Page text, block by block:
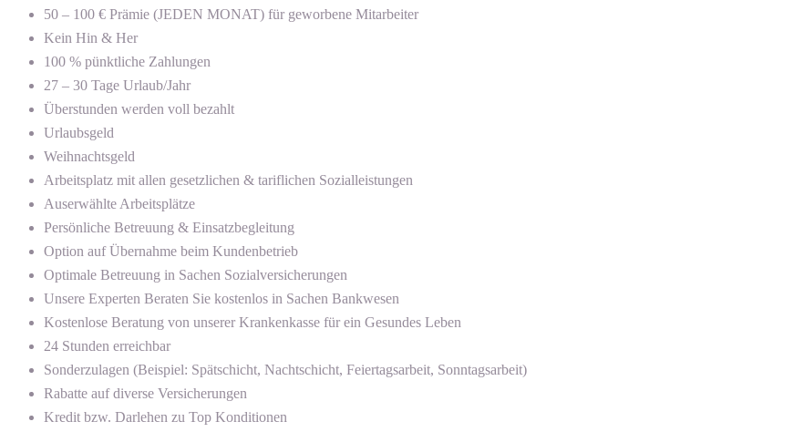
50 – 100 € Prämie (JEDEN MONAT) für geworbene Mitarbeiter
Kein Hin & Her
100 % pünktliche Zahlungen
27 – 30 Tage Urlaub/Jahr
Überstunden werden voll bezahlt
Urlaubsgeld
Weihnachtsgeld
Arbeitsplatz mit allen gesetzlichen & tariflichen Sozialleistungen
Auserwählte Arbeitsplätze
Persönliche Betreuung & Einsatzbegleitung
Option auf Übernahme beim Kundenbetrieb
Optimale Betreuung in Sachen Sozialversicherungen
Unsere Experten Beraten Sie kostenlos in Sachen Bankwesen
Kostenlose Beratung von unserer Krankenkasse für ein Gesundes Leben
24 Stunden erreichbar
Sonderzulagen (Beispiel: Spätschicht, Nachtschicht, Feiertagsarbeit, Sonntagsarbeit)
Rabatte auf diverse Versicherungen
Kredit bzw. Darlehen zu Top Konditionen